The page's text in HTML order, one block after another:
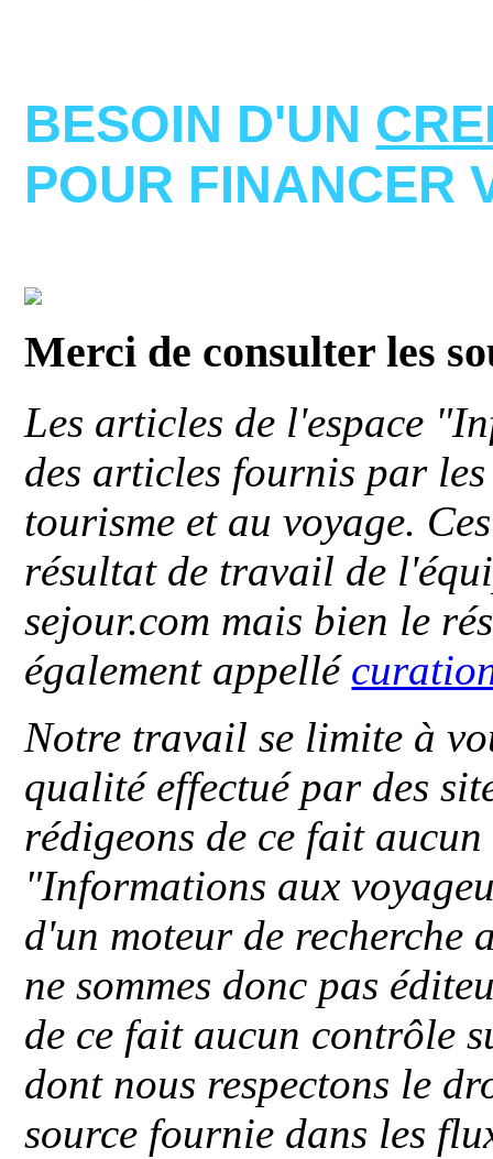
BESOIN D'UN
POUR FINANCER
Merci de consulter les
Les articles de l'espace
des articles fournis par
tourisme et au voyage.
résultat de travail de
sejour.com mais bien le
également appellé
Notre travail se limite à
qualité effectué par des
rédigeons de ce fait
"Informations aux
d'un moteur de recherche
ne sommes donc pas
de ce fait aucun contrôle
dont nous respectons le
source fournie dans les